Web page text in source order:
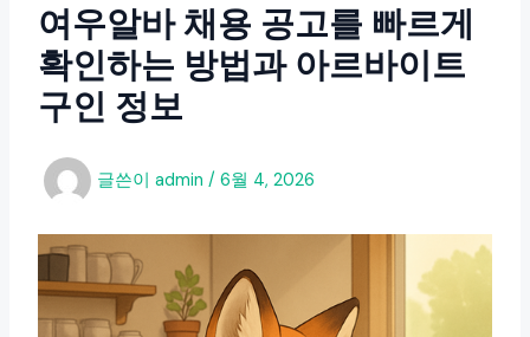
여우알바 채용 공고를 빠르게
확인하는 방법과 아르바이트
구인 정보
글쓴이 admin / 6월 4, 2026